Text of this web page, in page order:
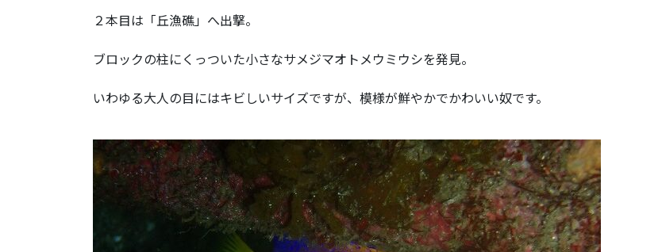
２本目は「丘漁礁」へ出撃。
ブロックの柱にくっついた小さなサメジマオトメウミウシを発見。
いわゆる大人の目にはキビしいサイズですが、模様が鮮やかでかわいい奴です。